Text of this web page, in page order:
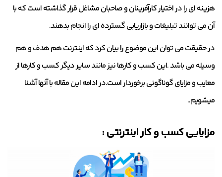
هزینه ای را در اختیار کارآفرینان و صاحبان مشاغل قرار گذاشته است که با
آن می توانند تبلیغات و بازاریابی گسترده ای را انجام بدهند.
در حقیقت می توان این موضوع را بیان کرد که اینترنت هم هدف و هم
وسیله می باشد .این کسب و کارها نیز مانند سایر دیگر کسب و کارها از
معایب و مزایای گوناگونی برخوردار است.در ادامه این مقاله با آنها آشنا
میشویم..
مزایایی کسب و کار اینترنتی :